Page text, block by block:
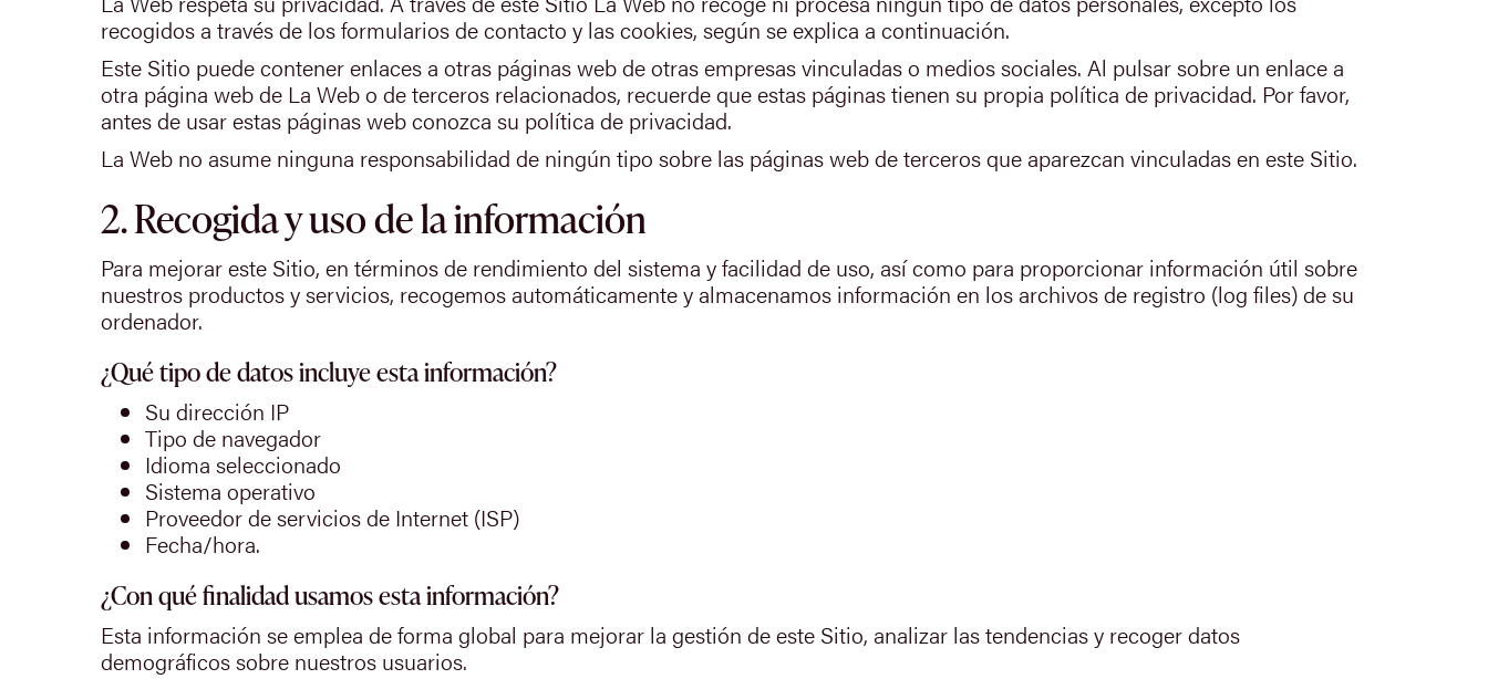
recogidos a través de los formularios de contacto y las cookies, según se explica a continuación.
Este Sitio puede contener enlaces a otras páginas web de otras empresas vinculadas o medios sociales. Al pulsar sobre un enlace a
otra página web de La Web o de terceros relacionados, recuerde que estas páginas tienen su propia política de privacidad. Por favor,
antes de usar estas páginas web conozca su política de privacidad.
La Web no asume ninguna responsabilidad de ningún tipo sobre las páginas web de terceros que aparezcan vinculadas en este Sitio.
2. Recogida y uso de la información
Para mejorar este Sitio, en términos de rendimiento del sistema y facilidad de uso, así como para proporcionar información útil sobre
nuestros productos y servicios, recogemos automáticamente y almacenamos información en los archivos de registro (log files) de su
ordenador.
¿Qué tipo de datos incluye esta información?
Su dirección IP
Tipo de navegador
Idioma seleccionado
Sistema operativo
Proveedor de servicios de Internet (ISP)
Fecha/hora.
¿Con qué finalidad usamos esta información?
Esta información se emplea de forma global para mejorar la gestión de este Sitio, analizar las tendencias y recoger datos
demográficos sobre nuestros usuarios.